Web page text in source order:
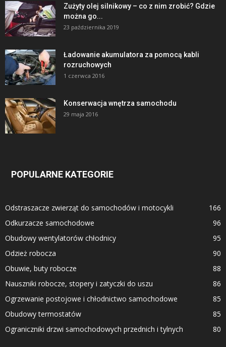
Zużyty olej silnikowy – co z nim zrobić? Gdzie
można go...
23 października 2019
Ładowanie akumulatora za pomocą kabli
rozruchowych
1 czerwca 2016
Konserwacja wnętrza samochodu
29 maja 2016
POPULARNE KATEGORIE
Odstraszacze zwierząt do samochodów i motocykli
166
Odkurzacze samochodowe
96
Obudowy wentylatorów chłodnicy
95
Odzież robocza
90
Obuwie, buty robocze
88
Nauszniki robocze, stopery i zatyczki do uszu
86
Ogrzewanie postojowe i chłodnictwo samochodowe
85
Obudowy termostatów
85
Ograniczniki drzwi samochodowych przednich i tylnych
80